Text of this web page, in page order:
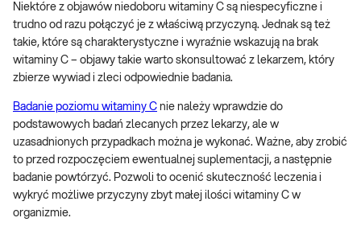
Niektóre z objawów niedoboru witaminy C są niespecyficzne i
trudno od razu połączyć je z właściwą przyczyną. Jednak są też
takie, które są charakterystyczne i wyraźnie wskazują na brak
witaminy C – objawy takie warto skonsultować z lekarzem, który
zbierze wywiad i zleci odpowiednie badania.
Badanie poziomu witaminy C nie należy wprawdzie do
podstawowych badań zlecanych przez lekarzy, ale w
uzasadnionych przypadkach można je wykonać. Ważne, aby zrobić
to przed rozpoczęciem ewentualnej suplementacji, a następnie
badanie powtórzyć. Pozwoli to ocenić skuteczność leczenia i
wykryć możliwe przyczyny zbyt małej ilości witaminy C w
organizmie.